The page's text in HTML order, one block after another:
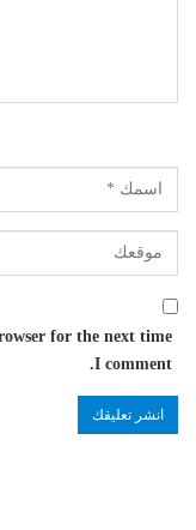
for the next time
I comment.